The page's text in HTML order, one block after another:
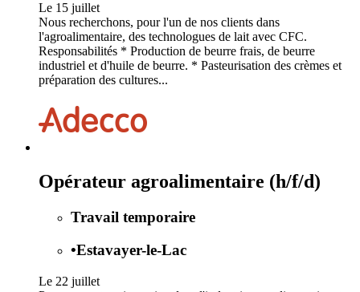
Le 15 juillet
Nous recherchons, pour l'un de nos clients dans
l'agroalimentaire, des technologues de lait avec CFC.
Responsabilités * Production de beurre frais, de beurre
industriel et d'huile de beurre. * Pasteurisation des crèmes et
préparation des cultures...
Opérateur agroalimentaire (h/f/d)
Travail temporaire
•Estavayer-le-Lac
Le 22 juillet